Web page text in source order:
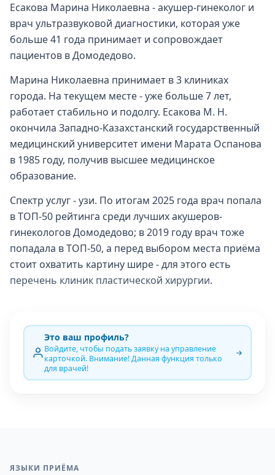
Есакова Марина Николаевна - акушер-гинеколог и
врач ультразвуковой диагностики, которая уже
больше 41 года принимает и сопровождает
пациентов в Домодедово.
Марина Николаевна принимает в 3 клиниках
города. На текущем месте - уже больше 7 лет,
работает стабильно и подолгу. Есакова М. Н.
окончила Западно-Казахстанский государственный
медицинский университет имени Марата Оспанова
в 1985 году, получив высшее медицинское
образование.
Спектр услуг - узи. По итогам 2025 года врач попала
в ТОП-50 рейтинга среди лучших акушеров-
гинекологов Домодедово; в 2019 году врач тоже
попадала в ТОП-50, а перед выбором места приёма
стоит охватить картину шире - для этого есть
перечень клиник пластической хирургии.
Это ваш профиль?
Войдите, чтобы подать заявку на управление
карточкой. Внимание! Данная функция только
для врачей!
ЯЗЫКИ ПРИЁМА